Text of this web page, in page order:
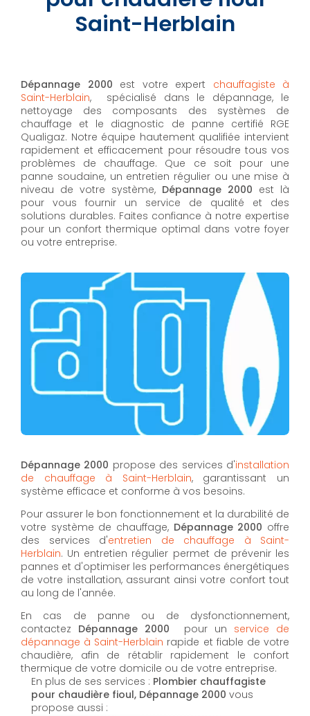
Saint-Herblain
Dépannage 2000 est votre expert chauffagiste à
Saint-Herblain, spécialisé dans le dépannage, le
nettoyage des composants des systèmes de
chauffage et le diagnostic de panne certifié RGE
Qualigaz. Notre équipe hautement qualifiée intervient
rapidement et efficacement pour résoudre tous vos
problèmes de chauffage. Que ce soit pour une
panne soudaine, un entretien régulier ou une mise à
niveau de votre système, Dépannage 2000 est là
pour vous fournir un service de qualité et des
solutions durables. Faites confiance à notre expertise
pour un confort thermique optimal dans votre foyer
ou votre entreprise.
Dépannage 2000 propose des services d'installation
de chauffage à Saint-Herblain, garantissant un
système efficace et conforme à vos besoins.
Pour assurer le bon fonctionnement et la durabilité de
votre système de chauffage, Dépannage 2000 offre
des services d'entretien de chauffage à Saint-
Herblain. Un entretien régulier permet de prévenir les
pannes et d'optimiser les performances énergétiques
de votre installation, assurant ainsi votre confort tout
au long de l'année.
En cas de panne ou de dysfonctionnement,
contactez Dépannage 2000 pour un service de
dépannage à Saint-Herblain rapide et fiable de votre
chaudière, afin de rétablir rapidement le confort
thermique de votre domicile ou de votre entreprise.
En plus de ses services : Plombier chauffagiste
pour chaudière fioul, Dépannage 2000 vous
propose aussi :